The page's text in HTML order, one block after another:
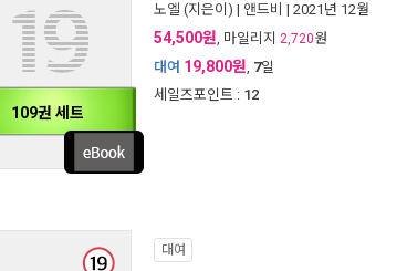
109권 세트
노엘 (지은이) | 앤드비 | 2021년 12월
54,500원, 마일리지 2,720원
대여 19,800원, 7일
세일즈포인트 : 12
대여